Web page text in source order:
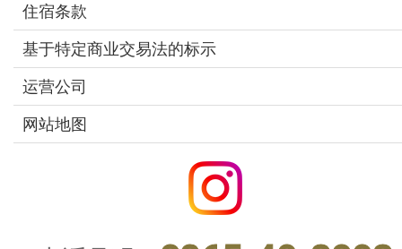
住宿条款
基于特定商业交易法的标示
运营公司
网站地图